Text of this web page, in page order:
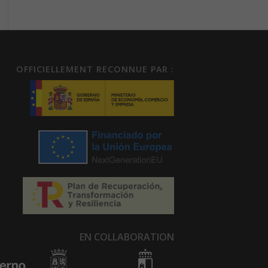
OFFICIELLEMENT RECONNUE PAR :
EN COLLABORATION